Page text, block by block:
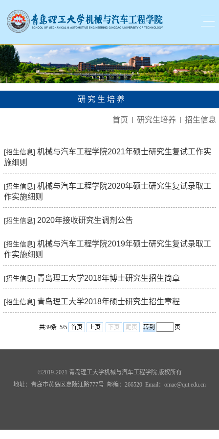
研究生培养
首页 研究生培养 招生信息
[招生信息] 机械与汽车工程学院2021年硕士研究生复试工作实
施细则
[招生信息] 机械与汽车工程学院2020年硕士研究生复试录取工
作实施细则
[招生信息] 2020年接收研究生调剂公告
[招生信息] 机械与汽车工程学院2019年硕士研究生复试录取工
作实施细则
[招生信息] 青岛理工大学2018年博士研究生招生简章
[招生信息] 青岛理工大学2018年硕士研究生招生章程
共39条 5/5 首页 上页 下页 尾页 页
©2019-2021 青岛理工大学机械与汽车工程学院 版权所有
地址：青岛市黄岛区嘉陵江路777号 邮编：266520 Email ： omae@qut.edu.cn